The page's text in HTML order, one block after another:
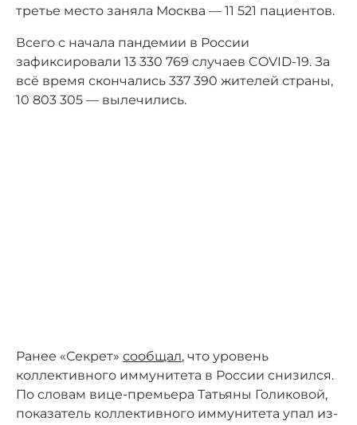
третье место заняла Москва — 11 521 пациентов.
Всего с начала пандемии в России
зафиксировали 13 330 769 случаев COVID-19. За
всё время скончались 337 390 жителей страны,
10 803 305 — вылечились.
Ранее «Секрет» сообщал, что уровень
коллективного иммунитета в России снизился.
По словам вице-премьера Татьяны Голиковой,
показатель коллективного иммунитета упал из-